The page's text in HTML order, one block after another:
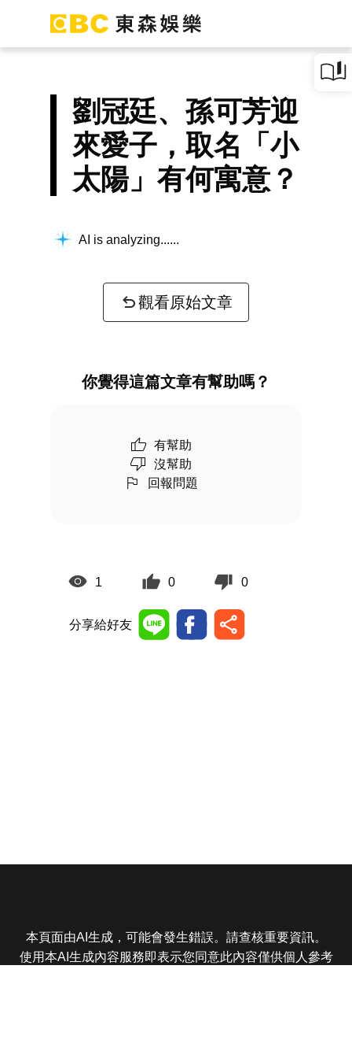
劉冠廷、孫可芳迎
來愛子，取名「小
太陽」有何寓意？
AI is analyzing...
觀看原始文章
你覺得這篇文章有幫助嗎？
有幫助
沒幫助
回報問題
1 0 0
分享給好友
本頁面由AI生成，可能會發生錯誤。請查核重要資訊。
使用本AI生成內容服務即表示您同意此內容僅供個人參考